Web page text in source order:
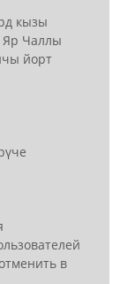
кызы
Яр Чаллы
йорт
в